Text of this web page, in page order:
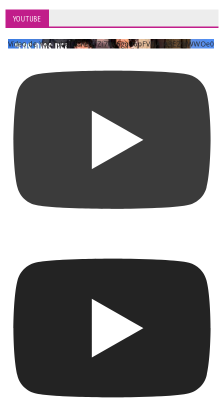
YOUTUBE
Vídeo de YouTube UCKqYjiZi7lzy6gqU6pFVFiA_A3EZ9JWWOe0